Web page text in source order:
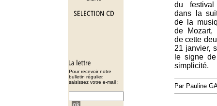
Pour recevoir notre
bulletin régulier,
saisissez votre e-mail :
du
dans la
de la
de Mozart,
de cette
21 janvier,
le signe
simplicité.
Par Pauline